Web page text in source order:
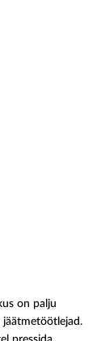
on palju
jäätmetöötlejad.